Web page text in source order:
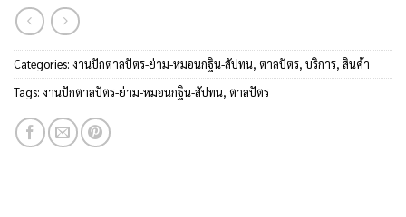
Categories: งานปักตาลปัตร-ย่าม-หมอนกฐิน-สัปทน, ตาลปัตร, บริการ, สินค้า
Tags: งานปักตาลปัตร-ย่าม-หมอนกฐิน-สัปทน, ตาลปัตร